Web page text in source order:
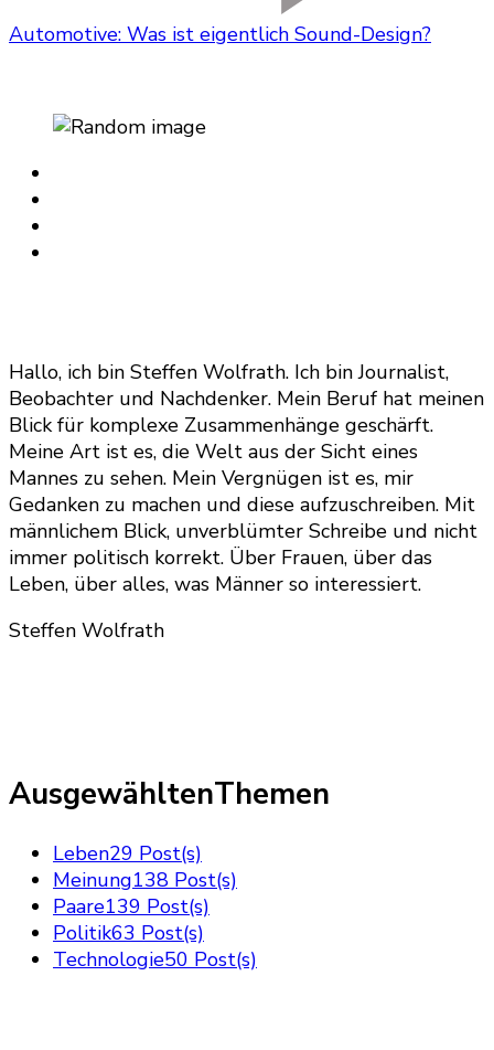
Automotive: Was ist eigentlich Sound-Design?
Hallo, ich bin Steffen Wolfrath. Ich bin Journalist,
Beobachter und Nachdenker. Mein Beruf hat meinen
Blick für komplexe Zusammenhänge geschärft.
Meine Art ist es, die Welt aus der Sicht eines
Mannes zu sehen. Mein Vergnügen ist es, mir
Gedanken zu machen und diese aufzuschreiben. Mit
männlichem Blick, unverblümter Schreibe und nicht
immer politisch korrekt. Über Frauen, über das
Leben, über alles, was Männer so interessiert.
Steffen Wolfrath
AusgewähltenThemen
Leben29 Post(s)
Meinung138 Post(s)
Paare139 Post(s)
Politik63 Post(s)
Technologie50 Post(s)